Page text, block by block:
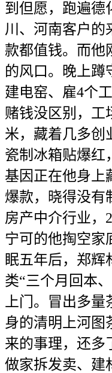
到但愿，跑遍德
川、河南客户的
款都值钱。而他
的风口。晚上蹲
建电窑、雇4个
赌钱没区别，工
米，藏着几多创
瓷制冰箱贴爆红
基因正在他身上
爆款，晓得没有
房产中介行业，
宁可的他掏空家
眠五年后，郑辉
类“三个月回本
上门。冒出多
身的清明上河图
来的事理，还多
做家拆发卖、建